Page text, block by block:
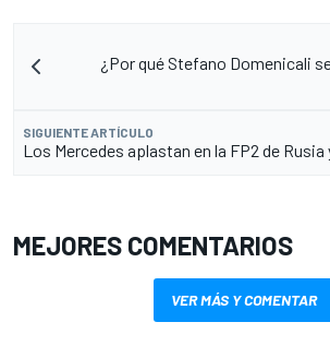
¿Por qué Stefano Domenicali
SIGUIENTE ARTÍCULO
Los Mercedes aplastan en la FP2 de Rusia
MEJORES COMENTARIOS
VER MÁS Y COMENTAR